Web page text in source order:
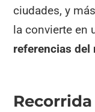
ciudades, y
la convierte en
referencias del